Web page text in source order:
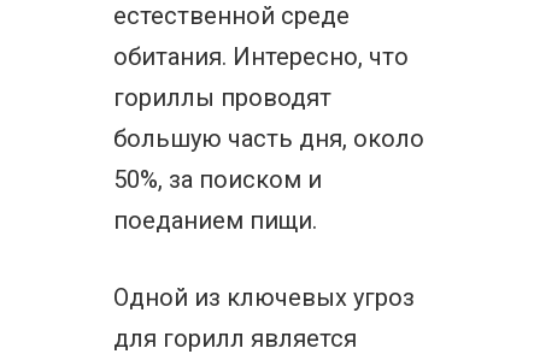
естественной среде
обитания. Интересно, что
гориллы проводят
большую часть дня, около
50%, за поиском и
поеданием пищи.
Одной из ключевых угроз
для горилл является